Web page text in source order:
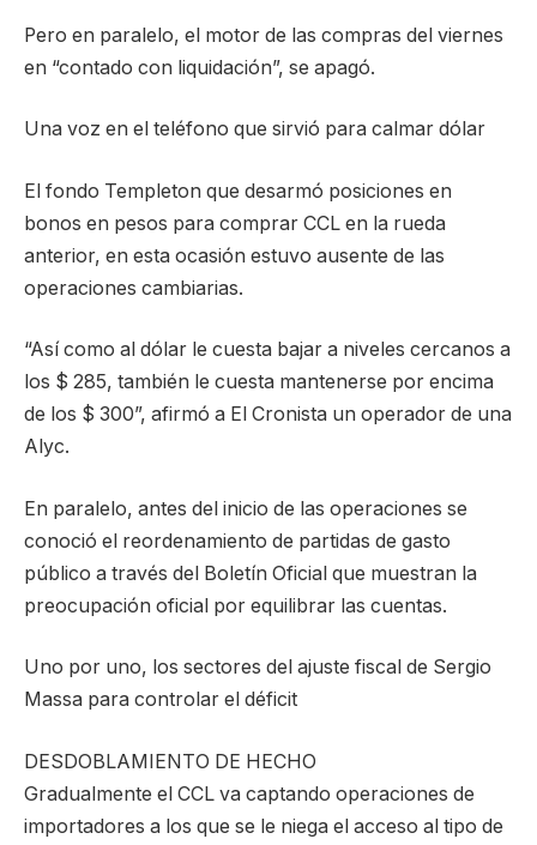
Pero en paralelo, el motor de las compras del viernes
en “contado con liquidación”, se apagó.
Una voz en el teléfono que sirvió para calmar dólar
El fondo Templeton que desarmó posiciones en
bonos en pesos para comprar CCL en la rueda
anterior, en esta ocasión estuvo ausente de las
operaciones cambiarias.
“Así como al dólar le cuesta bajar a niveles cercanos a
los $ 285, también le cuesta mantenerse por encima
de los $ 300”, afirmó a El Cronista un operador de una
Alyc.
En paralelo, antes del inicio de las operaciones se
conoció el reordenamiento de partidas de gasto
público a través del Boletín Oficial que muestran la
preocupación oficial por equilibrar las cuentas.
Uno por uno, los sectores del ajuste fiscal de Sergio
Massa para controlar el déficit
DESDOBLAMIENTO DE HECHO
Gradualmente el CCL va captando operaciones de
importadores a los que se le niega el acceso al tipo de